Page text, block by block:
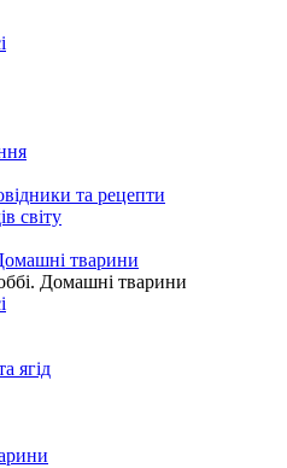
та рецепти
світу
тварини
Домашні тварини
ягід